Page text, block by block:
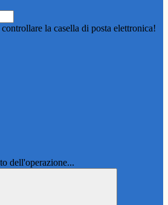
la casella di posta elettronica!
dell'operazione...